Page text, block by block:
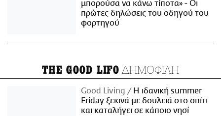
μπορούσα να κάνω τίποτα» - Οι
πρώτες δηλώσεις του οδηγού του
φορτηγού
THE GOOD LIFO ΔΗΜΟΦΙΛΗ
Good Living
Η ιδανική summer
Friday ξεκινά με δουλειά στο σπίτι
και καταλήγει σε κάποιο νησί